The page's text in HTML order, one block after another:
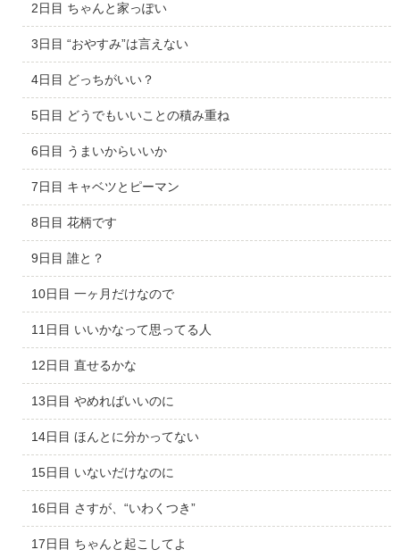
2日目 ちゃんと家っぽい
3日目 “おやすみ”は言えない
4日目 どっちがいい？
5日目 どうでもいいことの積み重ね
6日目 うまいからいいか
7日目 キャベツとピーマン
8日目 花柄です
9日目 誰と？
10日目 一ヶ月だけなので
11日目 いいかなって思ってる人
12日目 直せるかな
13日目 やめればいいのに
14日目 ほんとに分かってない
15日目 いないだけなのに
16日目 さすが、“いわくつき”
17日目 ちゃんと起こしてよ